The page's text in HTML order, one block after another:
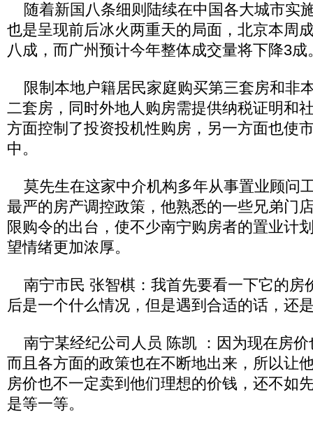
随着新国八条细则陆续在中国各大城市实
也是呈现前后冰火两重天的局面，北京本周
八成，而广州预计今年整体成交量将下降3成
限制本地户籍居民家庭购买第三套房和非
二套房，同时外地人购房需提供纳税证明和
方面控制了投资投机性购房，另一方面也使
中。
莫先生在这家中介机构多年从事置业顾问
最严的房产调控政策，他熟悉的一些兄弟门
限购令的出台，使不少南宁购房者的置业计
望情绪更加浓厚。
南宁市民 张智棋：我首先要看一下它的房
后是一个什么情况，但是遇到合适的话，还
南宁某经纪公司人员 陈凯 ：因为现在房价
而且各方面的政策也在不断地出来，所以让
房价也不一定卖到他们理想的价钱，还不如
是等一等。